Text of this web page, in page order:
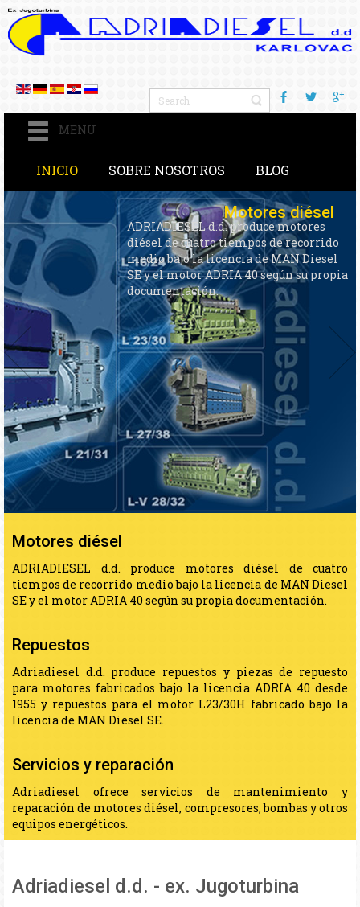
MENU
INICIO SOBRE NOSOTROS BLOG
Adriadiesel ofrece servicios de
mantenimiento y reparación de
motores diésel, compresores, bombas
y otros equipos energéticos.
Realizamos reparaciones generales,
reparaciones y servicios tanto en el
campo como en la fábrica, donde
llevamos a cabo pruebas y ensayos de
motores en nuestra estación de
pruebas.
Servicios y
reparaciones
Motores diésel
ADRIADIESEL d.d. produce motores diésel de cuatro
tiempos de recorrido medio bajo la licencia de MAN Diesel
SE y el motor ADRIA 40 según su propia documentación.
Repuestos
Adriadiesel d.d. produce repuestos y piezas de repuesto
para motores fabricados bajo la licencia ADRIA 40 desde
1955 y repuestos para el motor L23/30H fabricado bajo la
licencia de MAN Diesel SE.
Servicios y reparación
Adriadiesel ofrece servicios de mantenimiento y
reparación de motores diésel, compresores, bombas y otros
equipos energéticos.
Adriadiesel d.d. - ex. Jugoturbina